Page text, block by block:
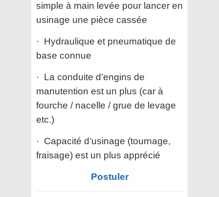
simple à main levée pour lancer en
usinage une pièce cassée
· Hydraulique et pneumatique de
base connue
· La conduite d’engins de
manutention est un plus (car à
fourche / nacelle / grue de levage
etc.)
· Capacité d’usinage (tournage,
fraisage) est un plus apprécié
Postuler